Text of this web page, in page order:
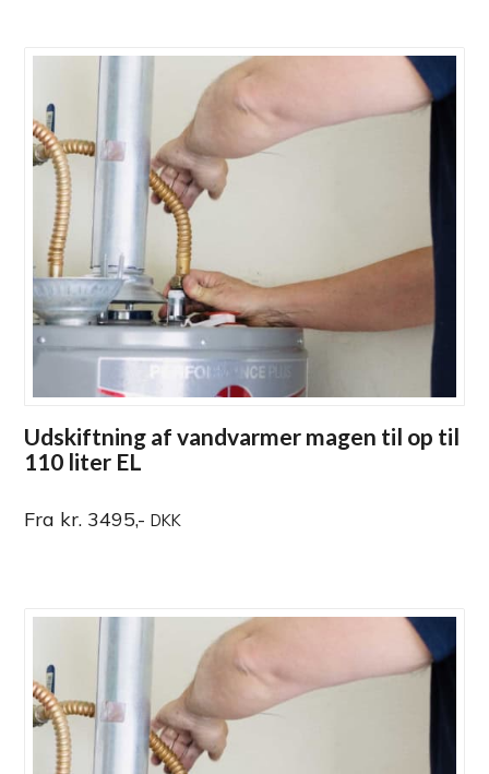
Udskiftning af vandvarmer magen til op til
110 liter EL
Fra kr. 3495,-DKK